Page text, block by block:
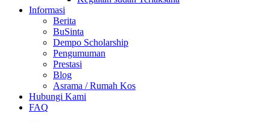
Informasi
Berita
BuSinta
Dempo Scholarship
Pengumuman
Prestasi
Blog
Asrama / Rumah Kos
Hubungi Kami
FAQ